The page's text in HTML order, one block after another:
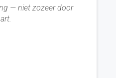
— niet zozeer door